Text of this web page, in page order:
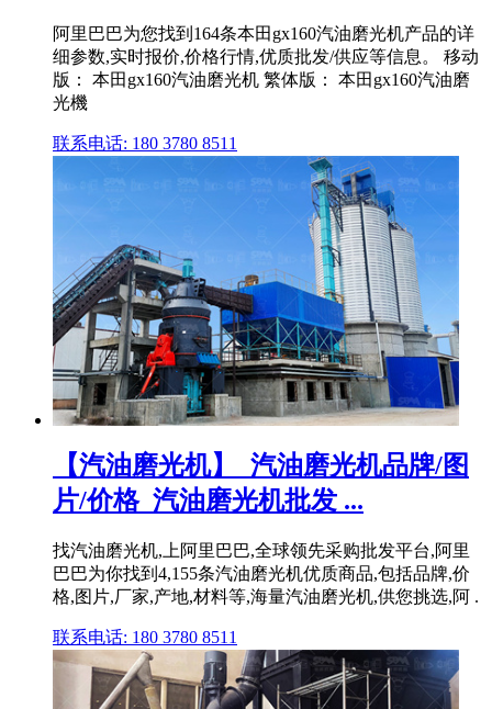
阿里巴巴为您找到164条本田gx160汽油磨光机产品的详
细参数,实时报价,价格行情,优质批发/供应等信息。 移动
版： 本田gx160汽油磨光机 繁体版： 本田gx160汽油磨
光機
联系电话: 180 3780 8511
【汽油磨光机】_汽油磨光机品牌/图
片/价格_汽油磨光机批发 ...
找汽油磨光机,上阿里巴巴,全球领先采购批发平台,阿里
巴巴为你找到4,155条汽油磨光机优质商品,包括品牌,价
格,图片,厂家,产地,材料等,海量汽油磨光机,供您挑选,阿 .
联系电话: 180 3780 8511